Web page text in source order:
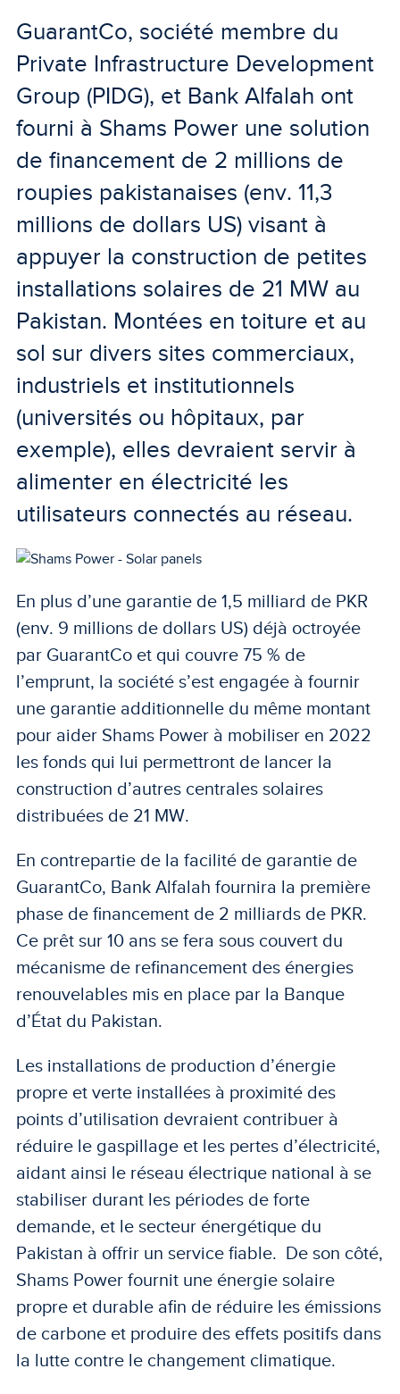
GuarantCo, société membre du
Private Infrastructure Development
Group (PIDG), et Bank Alfalah ont
fourni à Shams Power une solution
de financement de 2 millions de
roupies pakistanaises (env. 11,3
millions de dollars US) visant à
appuyer la construction de petites
installations solaires de 21 MW au
Pakistan. Montées en toiture et au
sol sur divers sites commerciaux,
industriels et institutionnels
(universités ou hôpitaux, par
exemple), elles devraient servir à
alimenter en électricité les
utilisateurs connectés au réseau.
En plus d’une garantie de 1,5 milliard de PKR
(env. 9 millions de dollars US) déjà octroyée
par GuarantCo et qui couvre 75 % de
l’emprunt, la société s’est engagée à fournir
une garantie additionnelle du même montant
pour aider Shams Power à mobiliser en 2022
les fonds qui lui permettront de lancer la
construction d’autres centrales solaires
distribuées de 21 MW.
En contrepartie de la facilité de garantie de
GuarantCo, Bank Alfalah fournira la première
phase de financement de 2 milliards de PKR.
Ce prêt sur 10 ans se fera sous couvert du
mécanisme de refinancement des énergies
renouvelables mis en place par la Banque
d’État du Pakistan.
Les installations de production d’énergie
propre et verte installées à proximité des
points d’utilisation devraient contribuer à
réduire le gaspillage et les pertes d’électricité,
aidant ainsi le réseau électrique national à se
stabiliser durant les périodes de forte
demande, et le secteur énergétique du
Pakistan à offrir un service fiable. De son côté,
Shams Power fournit une énergie solaire
propre et durable afin de réduire les émissions
de carbone et produire des effets positifs dans
la lutte contre le changement climatique.